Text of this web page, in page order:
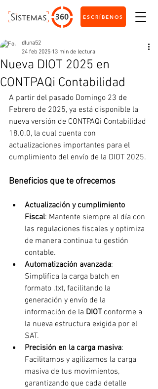
ESCRÍBENOS
Nueva DIOT 2025 en
CONTPAQi Contabilidad
dluna52
24 feb 2025 13 min de lectura
A partir del pasado Domingo 23 de
Febrero de 2025, ya está disponible la
nueva versión de CONTPAQi Contabilidad
18.0.0, la cual cuenta con
actualizaciones importantes para el
cumplimiento del envío de la DIOT 2025.
Beneficios que te ofrecemos
Actualización y cumplimiento
Fiscal: Mantente siempre al día con
las regulaciones fiscales y optimiza
de manera continua tu gestión
contable.
Automatización avanzada:
Simplifica la carga batch en
formato .txt, facilitando la
generación y envío de la
información de la DIOT conforme a
la nueva estructura exigida por el
SAT.
Precisión en la carga masiva:
Facilitamos y agilizamos la carga
masiva de tus movimientos,
garantizando que cada detalle